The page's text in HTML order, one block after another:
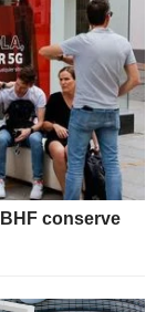
conserve